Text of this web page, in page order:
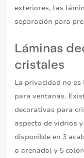
exteriores, las
separación para
Láminas
cristales
La privacidad no
para ventanas.
decorativas para
aspecto de vidrios
disponible en 3
o arenado) y 5